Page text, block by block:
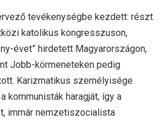
tevékenységbe kezdett: részt
katolikus kongresszuson,
évet” hirdetett Magyarországon,
Jobb-körmeneteken pedig
Karizmatikus személyisége
kommunisták haragját, így a
immár nemzetiszocialista